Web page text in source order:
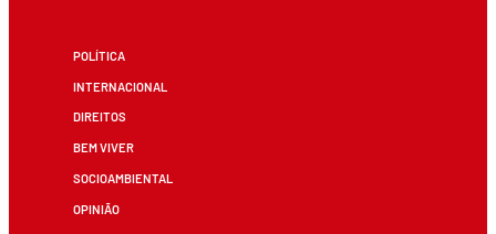
POLÍTICA
INTERNACIONAL
DIREITOS
BEM VIVER
SOCIOAMBIENTAL
OPINIÃO